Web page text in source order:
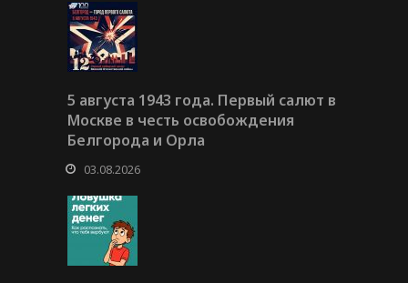
5 августа 1943 года. Первый салют в
Москве в честь освобождения
Белгорода и Орла
03.08.2026